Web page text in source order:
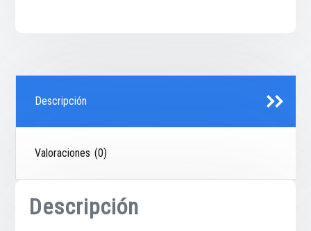
Descripción
Valoraciones (0)
Descripción